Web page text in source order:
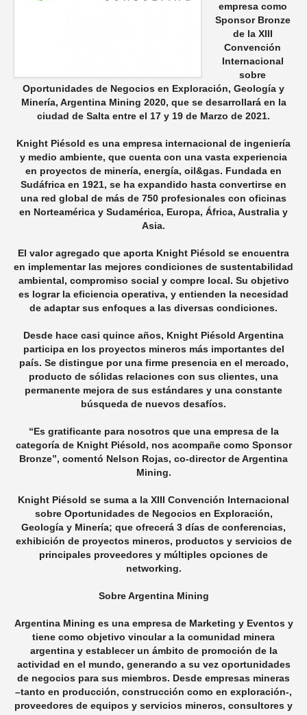
empresa como
Sponsor Bronze
de la XIII
Convención
Internacional
sobre
Oportunidades de Negocios en Exploración, Geología y
Minería, Argentina Mining 2020, que se desarrollará en la
ciudad de Salta entre el 17 y 19 de Marzo de 2021.
Knight Piésold es una empresa internacional de ingeniería
y medio ambiente, que cuenta con una vasta experiencia
en proyectos de minería, energía, oil&gas. Fundada en
Sudáfrica en 1921, se ha expandido hasta convertirse en
una red global de más de 750 profesionales con oficinas
en Norteamérica y Sudamérica, Europa, África, Australia y
Asia.
El valor agregado que aporta Knight Piésold se encuentra
en implementar las mejores condiciones de sustentabilidad
ambiental, compromiso social y compre local. Su objetivo
es lograr la eficiencia operativa, y entienden la necesidad
de adaptar sus enfoques a las diversas condiciones.
Desde hace casi quince años, Knight Piésold Argentina
participa en los proyectos mineros más importantes del
país. Se distingue por una firme presencia en el mercado,
producto de sólidas relaciones con sus clientes, una
permanente mejora de sus estándares y una constante
búsqueda de nuevos desafíos.
“Es gratificante para nosotros que una empresa de la
categoría de Knight Piésold, nos acompañe como Sponsor
Bronze”, comentó Nelson Rojas, co-director de Argentina
Mining.
Knight Piésold se suma a la XIII Convención Internacional
sobre Oportunidades de Negocios en Exploración,
Geología y Minería; que ofrecerá 3 días de conferencias,
exhibición de proyectos mineros, productos y servicios de
principales proveedores y múltiples opciones de
networking.
Sobre Argentina Mining
Argentina Mining es una empresa de Marketing y Eventos y
tiene como objetivo vincular a la comunidad minera
argentina y establecer un ámbito de promoción de la
actividad en el mundo, generando a su vez oportunidades
de negocios para sus miembros. Desde empresas mineras
–tanto en producción, construcción como en exploración-,
proveedores de equipos y servicios mineros, consultores y